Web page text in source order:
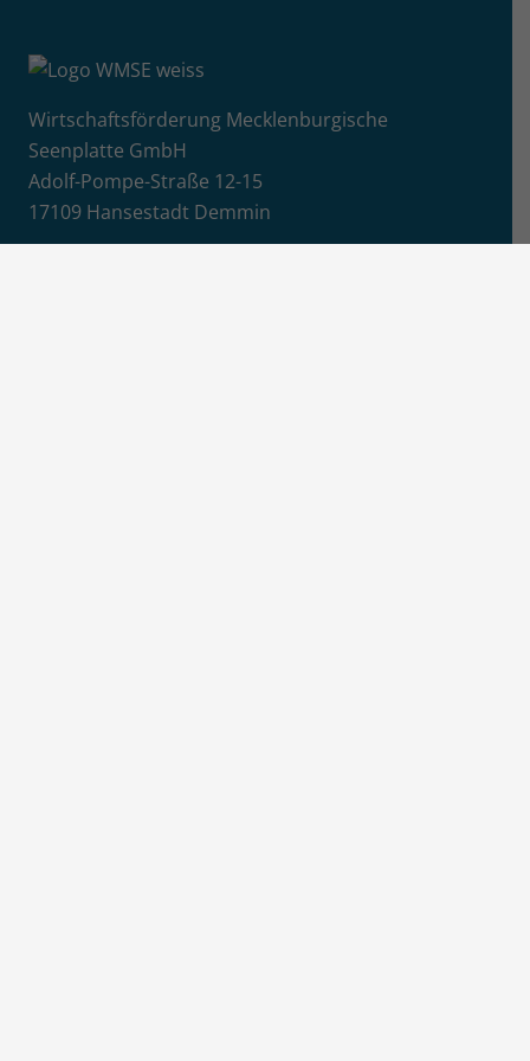
Wirtschaftsförderung Mecklenburgische
Seenplatte GmbH
Adolf-Pompe-Straße 12-15
17109 Hansestadt Demmin